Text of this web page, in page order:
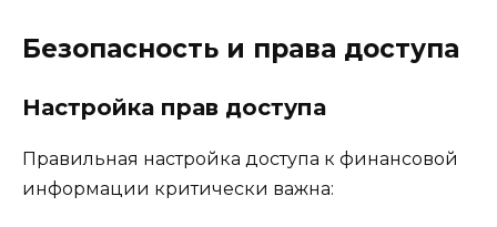
Безопасность и права доступа
Настройка прав доступа
Правильная настройка доступа к финансовой
информации критически важна: